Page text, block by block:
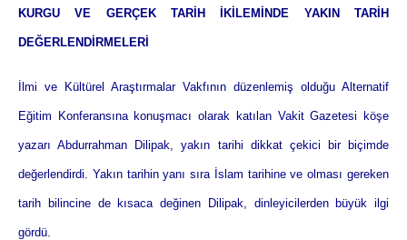
KURGU VE GERÇEK TARİH İKİLEMİNDE YAKIN TARİH
DEĞERLENDİRMELERİ
İlmi ve Kültürel Araştırmalar Vakfının düzenlemiş olduğu Alternatif
Eğitim Konferansına konuşmacı olarak katılan Vakit Gazetesi köşe
yazarı Abdurrahman Dilipak, yakın tarihi dikkat çekici bir biçimde
değerlendirdi. Yakın tarihin yanı sıra İslam tarihine ve olması gereken
tarih bilincine de kısaca değinen Dilipak, dinleyicilerden büyük ilgi
gördü.